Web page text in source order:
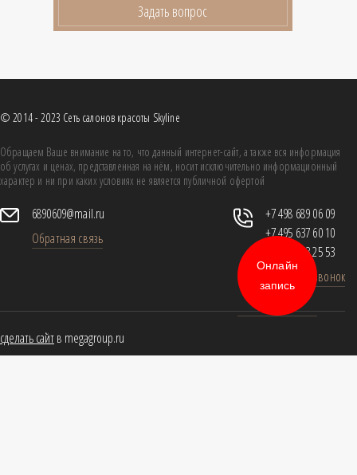
Задать вопрос
© 2014 - 2023 Сеть салонов красоты Skyline
Обращаем Ваше внимание на то, что данный интернет-сайт, а также вся информация
об услугах и ценах, представленная на нём, носит исключительно информационный
характер и ни при каких условиях не является публичной офертой
6890609@mail.ru
Обратная связь
+7 498 689 06 09
+7 495 637 60 10
+7 495 003 25 53
Обратный звонок
сделать сайтв megagroup.ru
Онлайн
запись